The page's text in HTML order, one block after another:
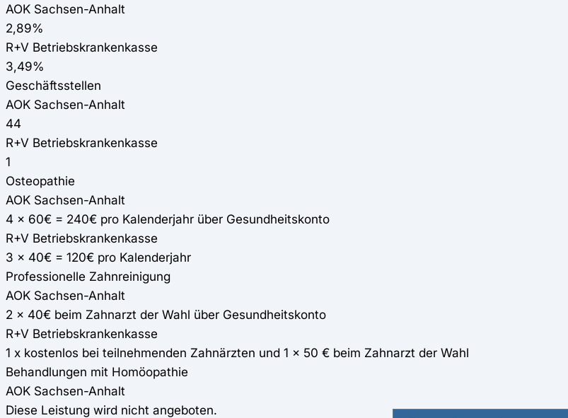
AOK Sachsen-Anhalt
2,89%
R+V Betriebskrankenkasse
3,49%
Geschäftsstellen
AOK Sachsen-Anhalt
44
R+V Betriebskrankenkasse
1
Osteopathie
AOK Sachsen-Anhalt
4 x 60€ = 240€ pro Kalenderjahr über Gesundheitskonto
R+V Betriebskrankenkasse
3 x 40€ = 120€ pro Kalenderjahr
Professionelle Zahnreinigung
AOK Sachsen-Anhalt
2 x 40€ beim Zahnarzt der Wahl über Gesundheitskonto
R+V Betriebskrankenkasse
1 x kostenlos bei teilnehmenden Zahnärzten und 1 x 50 € beim Zahnarzt der Wahl
Behandlungen mit Homöopathie
AOK Sachsen-Anhalt
Diese Leistung wird nicht angeboten.